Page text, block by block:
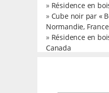
» Résidence en
» Cube noir par «
Normandie, France
» Résidence en
Canada